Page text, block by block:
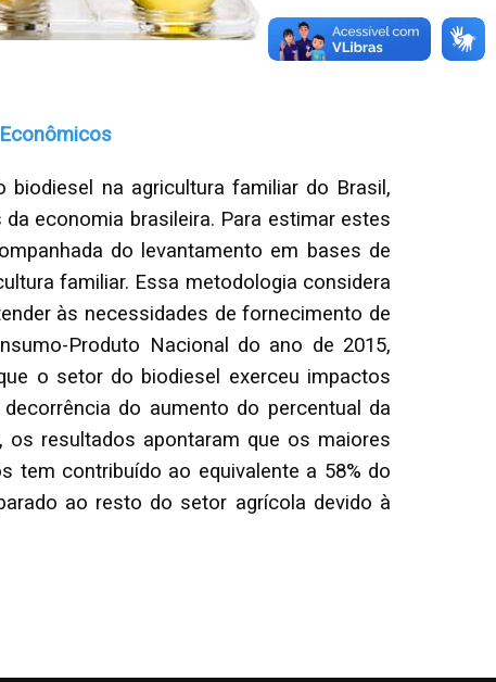
na agricultura familiar do Brasil,
economia brasileira. Para estimar estes
do levantamento em bases de
familiar. Essa metodologia considera
às necessidades de fornecimento de
Produto Nacional do ano de 2015,
o setor do biodiesel exerceu impactos
do aumento do percentual da
resultados apontaram que os maiores
tem contribuído ao equivalente a 58% do
ao resto do setor agrícola devido à